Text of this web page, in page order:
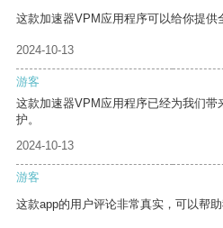
这款加速器VPM应用程序可以给你提供
2024-10-13
游客
这款加速器VPM应用程序已经为我们
护。
2024-10-13
游客
这款app的用户评论非常真实，可以帮助